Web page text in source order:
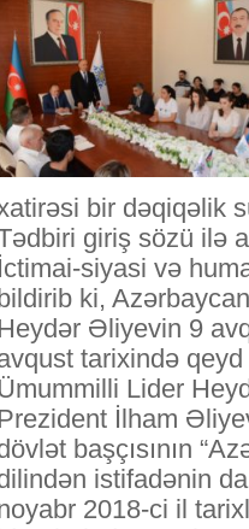
bir dəqiqəlik
giriş sözü ilə
İctimai-siyasi və
ki,
Əliyevin 9
tarixində
Lider
İlham
başçısının
istifadənin
2018-ci il